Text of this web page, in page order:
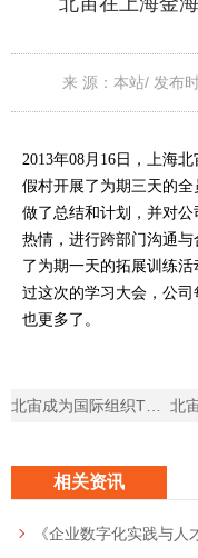
来 源：本站/ 发布
2013年08月16日，上海
假村开展了为期三天的
做了总结和计划，并对
热情，进行跨部门沟通
了为期一天的拓展训练
过这次的学习大会，公
也更多了。
相关资讯
《企业数字化实践与